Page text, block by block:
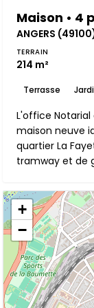
Maison • 4
ANGERS
TERRAIN
214 m²
Terrasse
L'office
maison neuve
quartier La
tramway et de
+
−